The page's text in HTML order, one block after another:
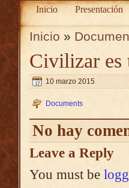
Inicio Presentación
Inicio »
Civilizar es
10 marzo 2015
Documents
No hay
Leave a Reply
You must be